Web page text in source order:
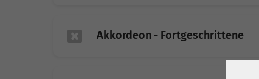
Akkordeon - Fortgeschrittene